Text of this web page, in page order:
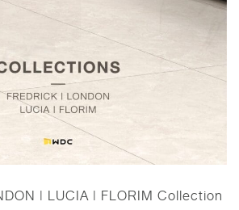
| LUCIA | FLORIM Collection